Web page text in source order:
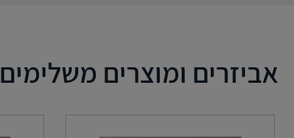
אביזרים ומוצרים משלימים